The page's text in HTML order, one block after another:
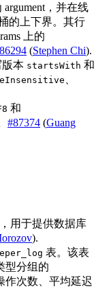
，并在线
的上下界。其行
上的
(Stephen Chi).
本 startsWith 和
和
#87374 (Guang
，用于提供数据库
).
表。该表
型分组的
作次数、平均延迟